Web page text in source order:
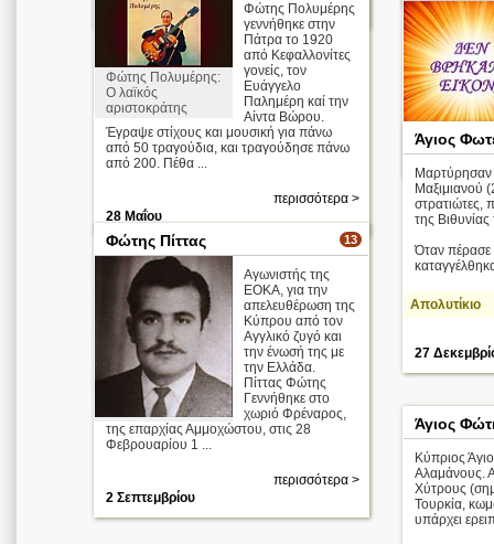
2 Ιουνίου
Φώτης Πολυμέρης:
Ο λαϊκός
αριστοκράτης
Φώτης Πολυμέρης
γεννήθηκε στην
Πάτρα το 1920
από Κεφαλλονίτες
γονείς, τον
Ευάγγελο
Παλημέρη καί την
Αίντα Βώρου.
Έγραψε στίχους και μουσική για πάνω
από 50 τραγούδια, και τραγούδησε πάνω
από 200. Πέθα ...
περισσότερα >
28 Μαΐου
Άγιος
Μαρτύρησαν
Μαξιμιανού
στρατιώτες,
της
Όταν πέρασε
Απολυτίκιο
27
13
Φώτης Πίττας
Αγωνιστής της
ΕΟΚΑ, για την
απελευθέρωση της
Κύπρου από τον
Αγγλικό ζυγό και
την ένωσή της με
την Ελλάδα.
Πίττας Φώτης
Γεννήθηκε στο
χωριό Φρέναρος,
της επαρχίας Αμμοχώστου, στις 28
Φεβρουαρίου 1 ...
περισσότερα >
2 Σεπτεμβρίου
Άγιος
Κύπριος
Αλαμάνους.
Χύτρους
Τουρκία,
υπάρχει